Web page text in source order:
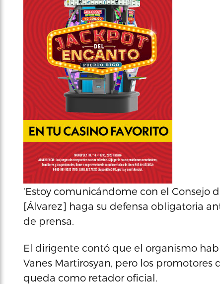
‘Estoy comunicándome con el Consejo
[Álvarez] haga su defensa obligatoria
de prensa.
El dirigente contó que el organismo
Vanes Martirosyan, pero los
queda como retador oficial.